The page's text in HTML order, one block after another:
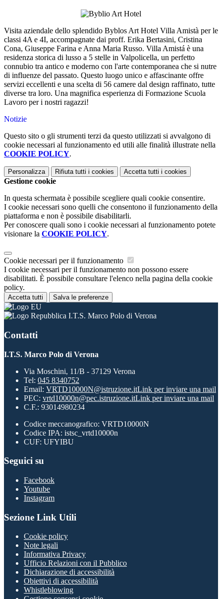
Visita aziendale dello splendido Byblos Art Hotel Villa Amistà per le
classi 4A e 4I, accompagnate dai proff. Erika Bertasini, Cristina
Cona, Giuseppe Farina e Anna Maria Russo. Villa Amistá è una
residenza storica di lusso a 5 stelle in Valpolicella, un perfetto
connubio tra antico e moderno con l'arte contemporanea che si nutre
di influenze del passato. Questo luogo unico e affascinante offre
servizi eccellenti e una scelta di 56 camere dal design raffinato, tutte
diverse tra loro. Una magnifica esperienza di Formazione Scuola
Lavoro per i nostri ragazzi!
Notizie
Questo sito o gli strumenti terzi da questo utilizzati si avvalgono di
cookie necessari al funzionamento ed utili alle finalità illustrate nella
COOKIE POLICY.
Personalizza Rifiuta tutti i cookies Accetta tutti i cookies
Gestione cookie
In questa schermata è possibile scegliere quali cookie consentire.
I cookie necessari sono quelli che consentono il funzionamento della
piattaforma e non è possibile disabilitarli.
Per conoscere quali sono i cookie necessari al funzionamento potete
visionare la COOKIE POLICY.
Cookie necessari per il funzionamento
I cookie necessari per il funzionamento non possono essere
disabilitati. È possibile consultare l'elenco nella pagina della cookie
policy.
Accetta tutti Salva le preferenze
I.T.S. Marco Polo di Verona
Contatti
I.T.S. Marco Polo di Verona
Via Moschini, 11/B - 37129 Verona
Tel: 045 8340752
Email: VRTD10000N@istruzione.itLink per inviare una mail
PEC: vrtd10000n@pec.istruzione.itLink per inviare una mail
C.F.: 93014980234
Codice meccanografico: VRTD10000N
Codice IPA: istsc_vrtd10000n
CUF: UFYIBU
Seguici su
Facebook
Youtube
Instagram
Sezione Link Utili
Cookie policy
Note legali
Informativa Privacy
Ufficio Relazioni con il Pubblico
Dichiarazione di accessibilità
Obiettivi di accessibilità
Whistleblowing